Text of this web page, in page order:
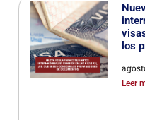
los
Leer